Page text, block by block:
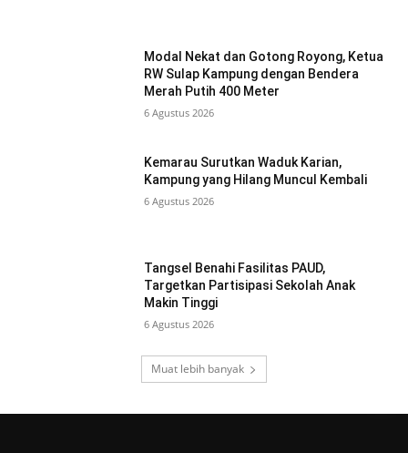
Modal Nekat dan Gotong Royong, Ketua
RW Sulap Kampung dengan Bendera
Merah Putih 400 Meter
6 Agustus 2026
Kemarau Surutkan Waduk Karian,
Kampung yang Hilang Muncul Kembali
6 Agustus 2026
Tangsel Benahi Fasilitas PAUD,
Targetkan Partisipasi Sekolah Anak
Makin Tinggi
6 Agustus 2026
Muat lebih banyak